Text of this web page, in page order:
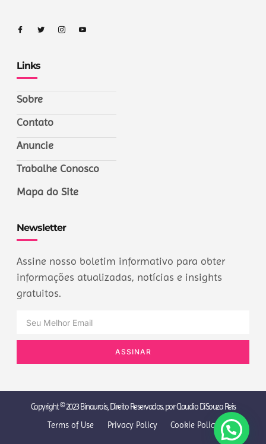
Links
Sobre
Contato
Anuncie
Trabalhe Conosco
Mapa do Site
Newsletter
Assine nosso boletim informativo para obter
informações atualizadas, notícias e insights
gratuitos.
ASSINAR
Copyright © 2023 Binaurais, Direito Reservados. por Claudio DiSouza Reis
Terms of Use
Privacy Policy Cookie Policy